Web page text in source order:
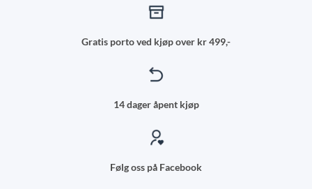
Gratis porto ved kjøp over kr 499,-
14 dager åpent kjøp
Følg oss på Facebook